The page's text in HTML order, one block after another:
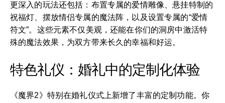
更深入的玩法还包括：布置专属的爱情雕像、悬挂特制的
祝福灯、摆放情侣专属的魔法阵，以及设置专属的“爱情
符文”。这些元素不仅美观，还能在你们的洞房中激活特
殊的魔法效果，为双方带来长久的幸福和好运。
特色礼仪：婚礼中的定制化体验
《魔界2》特别在婚礼仪式上新增了丰富的定制功能。你